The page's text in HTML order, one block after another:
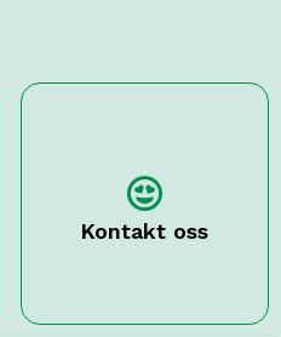
Kontakt oss